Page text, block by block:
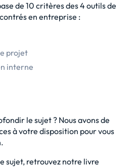
de 10 critères des 4 outils de
en entreprise :
projet
interne
le sujet ? Nous avons de
à votre disposition pour vous
sujet, retrouvez notre livre